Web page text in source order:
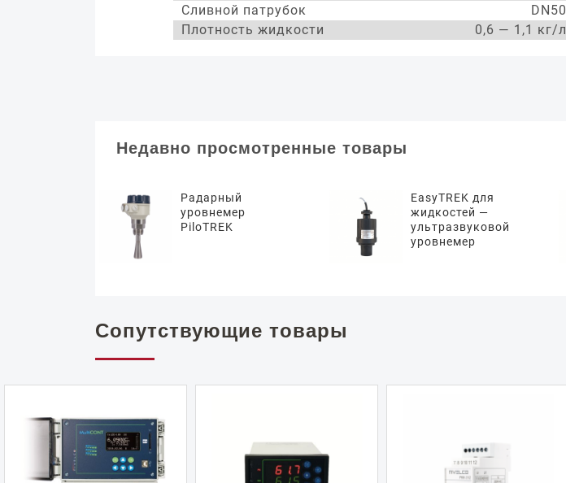
Сливной патрубок
DN50
Плотность жидкости
0,6 — 1,1 кг/л
Недавно просмотренные товары
Радарный
уровнемер
PiloTREK
EasyTREK для
жидкостей —
ультразвуковой
уровнемер
Сопутствующие товары